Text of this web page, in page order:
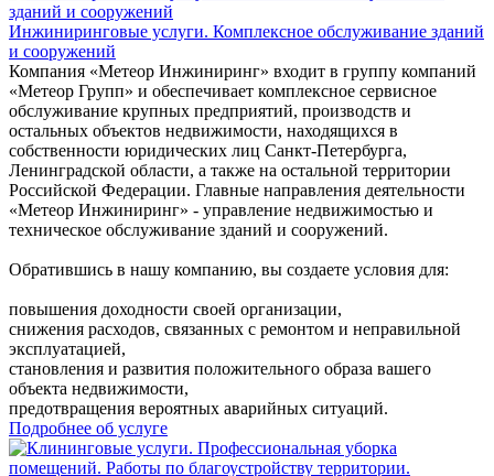
Инжиниринговые услуги. Комплексное обслуживание зданий
и сооружений
Компания «Метеор Инжиниринг» входит в группу компаний
«Метеор Групп» и обеспечивает комплексное сервисное
обслуживание крупных предприятий, производств и
остальных объектов недвижимости, находящихся в
собственности юридических лиц Санкт-Петербурга,
Ленинградской области, а также на остальной территории
Российской Федерации. Главные направления деятельности
«Метеор Инжиниринг» - управление недвижимостью и
техническое обслуживание зданий и сооружений.
Обратившись в нашу компанию, вы создаете условия для:
повышения доходности своей организации,
снижения расходов, связанных с ремонтом и неправильной
эксплуатацией,
становления и развития положительного образа вашего
объекта недвижимости,
предотвращения вероятных аварийных ситуаций.
Подробнее об услуге